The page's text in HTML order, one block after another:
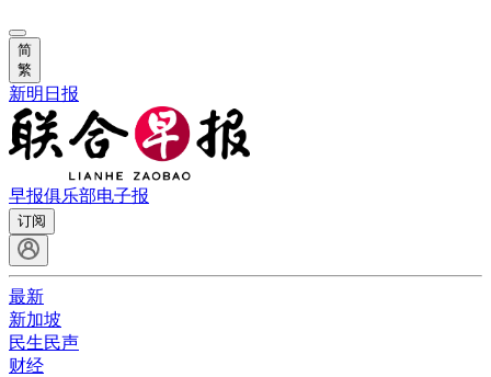
简
繁
新明日报
早报俱乐部电子报
订阅
最新
新加坡
民生民声
财经